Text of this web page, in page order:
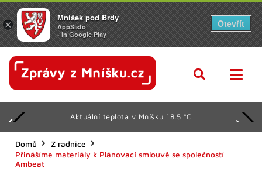
Aktuální teplota v Mníšku 18.5 °C
Domů
Z radnice
Přinášíme materiály k Plánovací smlouvě se společností
Ambeat
×
Mníšek pod Brdy
AppSisto
- In Google Play
Otevřít